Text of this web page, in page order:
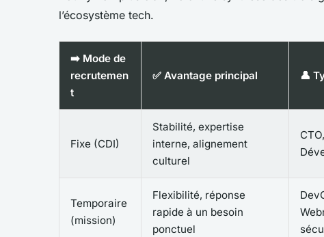
l’écosystème tech.
➡️ Mode de
recrutemen
t
✅ Avantage principal 👤
Fixe (CDI)
Stabilité, expertise
interne, alignement
culturel
Temporaire
(mission)
Flexibilité, réponse
rapide à un besoin
ponctuel